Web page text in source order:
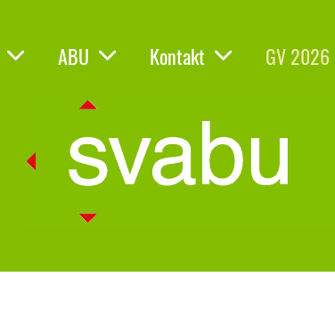
ABU Kontakt GV 2026